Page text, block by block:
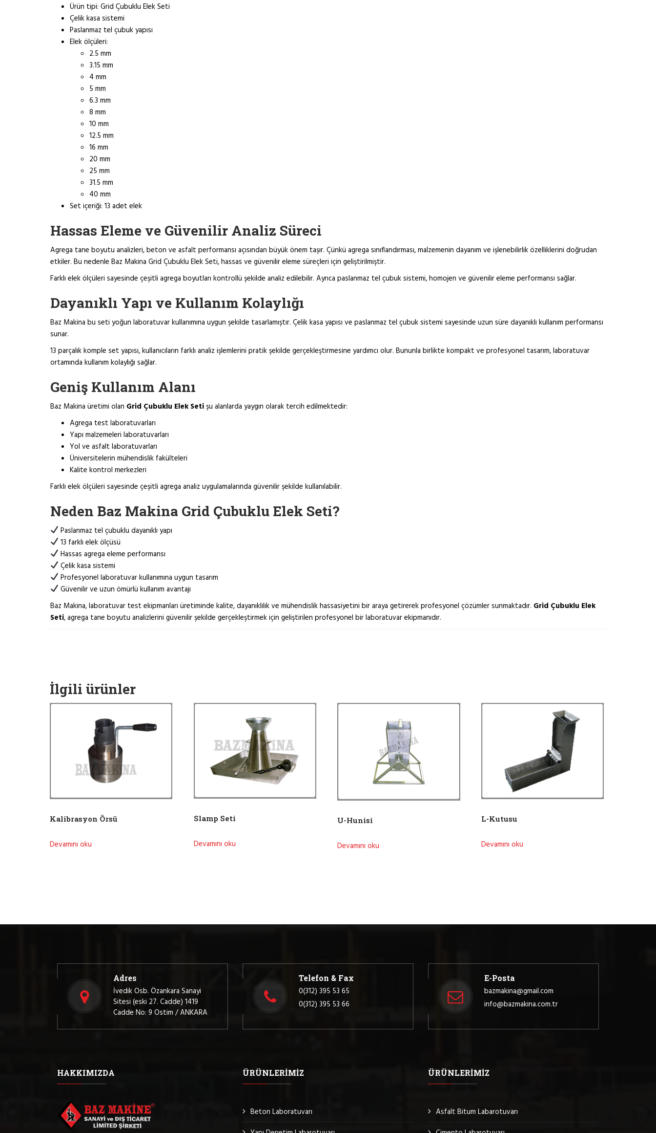
Ürün tipi: Grid Çubuklu Elek Seti
Çelik kasa sistemi
Paslanmaz tel çubuk yapısı
Elek ölçüleri:
2.5 mm
3.15 mm
4 mm
5 mm
6.3 mm
8 mm
10 mm
12.5 mm
16 mm
20 mm
25 mm
31.5 mm
40 mm
Set içeriği: 13 adet elek
Hassas Eleme ve Güvenilir Analiz Süreci
Agrega tane boyutu analizleri, beton ve asfalt performansı açısından büyük önem taşır. Çünkü agrega sınıflandırması, malzemenin dayanım ve işlenebilirlik özelliklerini doğrudan
etkiler. Bu nedenle Baz Makina Grid Çubuklu Elek Seti, hassas ve güvenilir eleme süreçleri için geliştirilmiştir.
Farklı elek ölçüleri sayesinde çeşitli agrega boyutları kontrollü şekilde analiz edilebilir. Ayrıca paslanmaz tel çubuk sistemi, homojen ve güvenilir eleme performansı sağlar.
Dayanıklı Yapı ve Kullanım Kolaylığı
Baz Makina bu seti yoğun laboratuvar kullanımına uygun şekilde tasarlamıştır. Çelik kasa yapısı ve paslanmaz tel çubuk sistemi sayesinde uzun süre dayanıklı kullanım performansı
sunar.
13 parçalık komple set yapısı, kullanıcıların farklı analiz işlemlerini pratik şekilde gerçekleştirmesine yardımcı olur. Bununla birlikte kompakt ve profesyonel tasarım, laboratuvar
ortamında kullanım kolaylığı sağlar.
Geniş Kullanım Alanı
Baz Makina üretimi olan Grid Çubuklu Elek Setişu alanlarda yaygın olarak tercih edilmektedir:
Agrega test laboratuvarları
Yapı malzemeleri laboratuvarları
Yol ve asfalt laboratuvarları
Üniversitelerin mühendislik fakülteleri
Kalite kontrol merkezleri
Farklı elek ölçüleri sayesinde çeşitli agrega analiz uygulamalarında güvenilir şekilde kullanılabilir.
Neden Baz Makina Grid Çubuklu Elek Seti?
Paslanmaz tel çubuklu dayanıklı yapı
13 farklı elek ölçüsü
Hassas agrega eleme performansı
Çelik kasa sistemi
Profesyonel laboratuvar kullanımına uygun tasarım
Güvenilir ve uzun ömürlü kullanım avantajı
Baz Makina, laboratuvar test ekipmanları üretiminde kalite, dayanıklılık ve mühendislik hassasiyetini bir araya getirerek profesyonel çözümler sunmaktadır. Grid Çubuklu Elek
Seti, agrega tane boyutu analizlerini güvenilir şekilde gerçekleştirmek için geliştirilen profesyonel bir laboratuvar ekipmanıdır.
İlgili ürünler
Kalibrasyon Örsü
Devamını oku
Slamp Seti
Devamını oku
U-Hunisi
Devamını oku
L-Kutusu
Devamını oku
Adres
İvedik Osb. Özankara Sanayi
Sitesi (eski 27. Cadde) 1419
Cadde No: 9 Ostim / ANKARA
Telefon & Fax
0(312) 395 53 65
0(312) 395 53 66
E-Posta
bazmakina@gmail.com
info@bazmakina.com.tr
HAKKIMIZDA ÜRÜNLERIMIZ
Beton Laboratuvarı
ÜRÜNLERIMIZ
Asfalt Bitum Labarotuvarı